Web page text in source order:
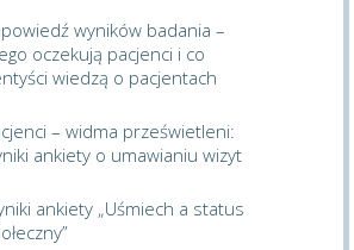
wyników badania –
oczekują pacjenci i co
wiedzą o pacjentach
– widma prześwietleni:
ankiety o umawianiu wizyt
ankiety „Uśmiech a status